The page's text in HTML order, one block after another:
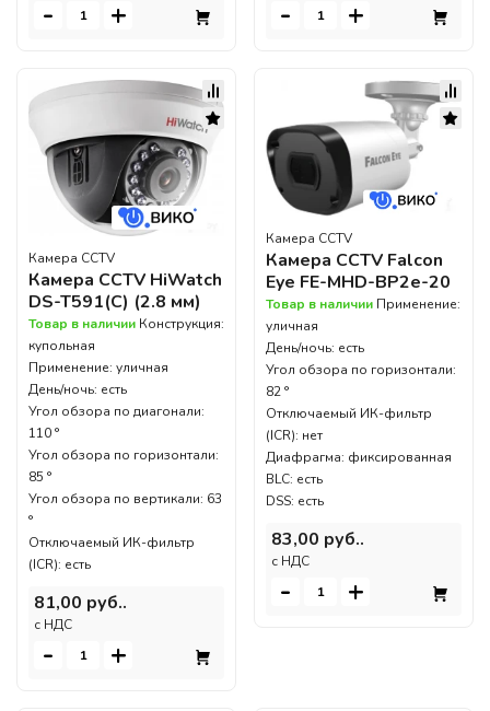
- + - +
Камера CCTV
Камера CCTV HiWatch
DS-T591(C) (2.8 мм)
Товар в наличии Конструкция:
купольная
Применение: уличная
День/ночь: есть
Угол обзора по диагонали:
110 °
Угол обзора по горизонтали:
85 °
Угол обзора по вертикали: 63
°
Отключаемый ИК-фильтр
(ICR): есть
81,00 руб..
c НДС
- +
Камера CCTV
Камера CCTV Falcon
Eye FE-MHD-BP2e-20
Товар в наличии Применение:
уличная
День/ночь: есть
Угол обзора по горизонтали:
82 °
Отключаемый ИК-фильтр
(ICR): нет
Диафрагма: фиксированная
BLC: есть
DSS: есть
83,00 руб..
c НДС
- +